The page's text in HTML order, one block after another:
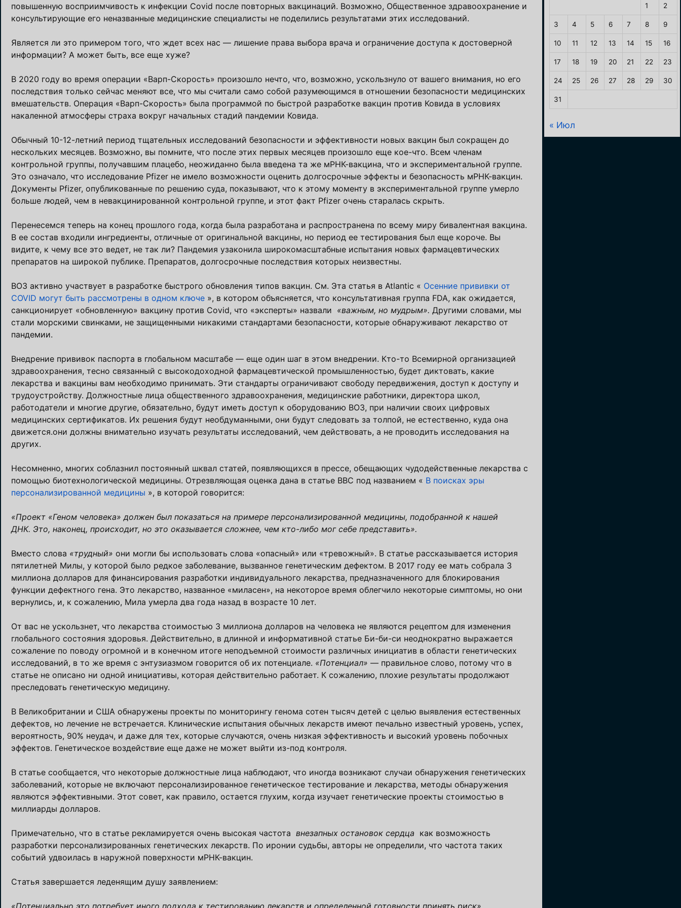
повышенную восприимчивость к инфекции Covid после повторных вакцинаций. Возможно, Общественное здравоохранение и
консультирующие его неназванные медицинские специалисты не поделились результатами этих исследований.
Является ли это примером того, что ждет всех нас — лишение права выбора врача и ограничение доступа к достоверной
информации? А может быть, все еще хуже?
В 2020 году во время операции «Варп-Скорость» произошло нечто, что, возможно, ускользнуло от вашего внимания, но его
последствия только сейчас меняют все, что мы считали само собой разумеющимся в отношении безопасности медицинских
вмешательств. Операция «Варп-Скорость» была программой по быстрой разработке вакцин против Ковида в условиях
накаленной атмосферы страха вокруг начальных стадий пандемии Ковида.
Обычный 10-12-летний период тщательных исследований безопасности и эффективности новых вакцин был сокращен до
нескольких месяцев. Возможно, вы помните, что после этих первых месяцев произошло еще кое-что. Всем членам
контрольной группы, получавшим плацебо, неожиданно была введена та же мРНК-вакцина, что и экспериментальной группе.
Это означало, что исследование Pfizer не имело возможности оценить долгосрочные эффекты и безопасность мРНК-вакцин.
Документы Pfizer, опубликованные по решению суда, показывают, что к этому моменту в экспериментальной группе умерло
больше людей, чем в невакцинированной контрольной группе, и этот факт Pfizer очень старалась скрыть.
Перенесемся теперь на конец прошлого года, когда была разработана и распространена по всему миру бивалентная вакцина.
В ее состав входили ингредиенты, отличные от оригинальной вакцины, но период ее тестирования был еще короче. Вы
видите, к чему все это ведет, не так ли? Пандемия узаконила широкомасштабные испытания новых фармацевтических
препаратов на широкой публике. Препаратов, долгосрочные последствия которых неизвестны.
ВОЗ активно участвует в разработке быстрого обновления типов вакцин. См. Эта статья в Atlantic « Осенние прививки от
COVID могут быть рассмотрены в одном ключе », в котором объясняется, что консультативная группа FDA, как ожидается,
санкционирует «обновленную» вакцину против Covid, что «эксперты» назвали «важным, но мудрым». Другими словами, мы
стали морскими свинками, не защищенными никакими стандартами безопасности, которые обнаруживают лекарство от
пандемии.
Внедрение прививок паспорта в глобальном масштабе — еще один шаг в этом внедрении. Кто-то Всемирной организацией
здравоохранения, тесно связанный с высокодоходной фармацевтической промышленностью, будет диктовать, какие
лекарства и вакцины вам необходимо принимать. Эти стандарты ограничивают свободу передвижения, доступ к доступу и
трудоустройству. Должностные лица общественного здравоохранения, медицинские работники, директора школ,
работодатели и многие другие, обязательно, будут иметь доступ к оборудованию ВОЗ, при наличии своих цифровых
медицинских сертификатов. Их решения будут необдуманными, они будут следовать за толпой, не естественно, куда она
движется.они должны внимательно изучать результаты исследований, чем действовать, а не проводить исследования на
других.
Несомненно, многих соблазнил постоянный шквал статей, появляющихся в прессе, обещающих чудодейственные лекарства с
помощью биотехнологической медицины. Отрезвляющая оценка дана в статье BBC под названием « В поисках эры
персонализированной медицины », в которой говорится:
«Проект «Геном человека» должен был показаться на примере персонализированной медицины, подобранной к нашей
ДНК. Это, наконец, происходит, но это оказывается сложнее, чем кто-либо мог себе представить».
Вместо слова «трудный» они могли бы использовать слова «опасный» или «тревожный». В статье рассказывается история
пятилетней Милы, у которой было редкое заболевание, вызванное генетическим дефектом. В 2017 году ее мать собрала 3
миллиона долларов для финансирования разработки индивидуального лекарства, предназначенного для блокирования
функции дефектного гена. Это лекарство, названное «миласен», на некоторое время облегчило некоторые симптомы, но они
вернулись, и, к сожалению, Мила умерла два года назад в возрасте 10 лет.
От вас не ускользнет, что лекарства стоимостью 3 миллиона долларов на человека не являются рецептом для изменения
глобального состояния здоровья. Действительно, в длинной и информативной статье Би-би-си неоднократно выражается
сожаление по поводу огромной и в конечном итоге неподъемной стоимости различных инициатив в области генетических
исследований, в то же время с энтузиазмом говорится об их потенциале. «Потенциал» — правильное слово, потому что в
статье не описано ни одной инициативы, которая действительно работает. К сожалению, плохие результаты продолжают
преследовать генетическую медицину.
В Великобритании и США обнаружены проекты по мониторингу генома сотен тысяч детей с целью выявления естественных
дефектов, но лечение не встречается. Клинические испытания обычных лекарств имеют печально известный уровень, успех,
вероятность, 90% неудач, и даже для тех, которые случаются, очень низкая эффективность и высокий уровень побочных
эффектов. Генетическое воздействие еще даже не может выйти из-под контроля.
В статье сообщается, что некоторые должностные лица наблюдают, что иногда возникают случаи обнаружения генетических
заболеваний, которые не включают персонализированное генетическое тестирование и лекарства, методы обнаружения
являются эффективными. Этот совет, как правило, остается глухим, когда изучает генетические проекты стоимостью в
миллиарды долларов.
Примечательно, что в статье рекламируется очень высокая частота внезапных остановок сердца как возможность
разработки персонализированных генетических лекарств. По иронии судьбы, авторы не определили, что частота таких
событий удвоилась в наружной поверхности мРНК-вакцин.
Статья завершается леденящим душу заявлением:
1 2
3 4 5 6 7 8 9
10 11 12 13 14 15 16
17 18 19 20 21 22 23
24 25 26 27 28 29 30
31
« Июл